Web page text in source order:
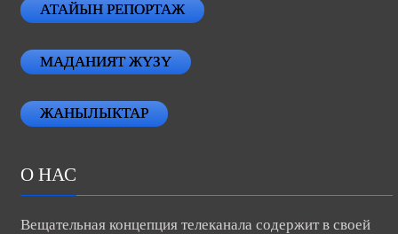
АТАЙЫН РЕПОРТАЖ
МАДАНИЯТ ЖҮЗҮ
ЖАНЫЛЫКТАР
О НАС
Вещательная концепция телеканала содержит в своей